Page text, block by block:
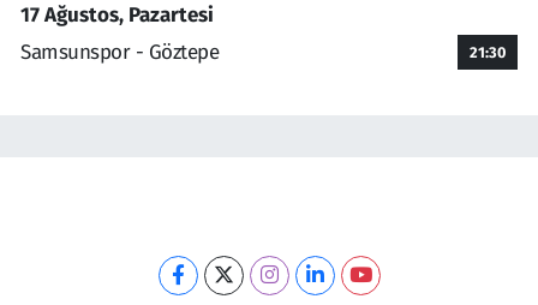
17 Ağustos, Pazartesi
Samsunspor - Göztepe
21:30